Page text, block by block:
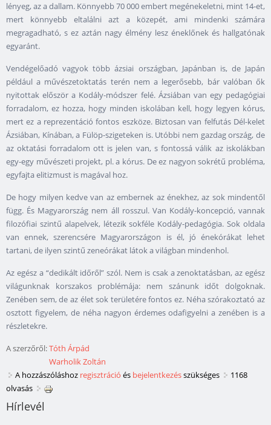
lényeg, az a dallam. Könnyebb 70 000 embert megénekeletni, mint 14-et,
mert könnyebb eltalálni azt a közepét, ami mindenki számára
megragadható, s ez aztán nagy élmény lesz éneklőnek és hallgatónak
egyaránt.
Vendégelőadó vagyok több ázsiai országban, Japánban is, de Japán
például a művészetoktatás terén nem a legerősebb, bár valóban ők
nyitottak először a Kodály-módszer felé. Ázsiában van egy pedagógiai
forradalom, ez hozza, hogy minden iskolában kell, hogy legyen kórus,
mert ez a reprezentáció fontos eszköze. Biztosan van felfutás Dél-kelet
Ázsiában, Kínában, a Fülöp-szigeteken is. Utóbbi nem gazdag ország, de
az oktatási forradalom ott is jelen van, s fontossá válik az iskolákban
egy-egy művészeti projekt, pl. a kórus. De ez nagyon sokrétű probléma,
egyfajta elitizmust is magával hoz.
De hogy milyen kedve van az embernek az énekhez, az sok mindentől
függ. És Magyarország nem áll rosszul. Van Kodály-koncepció, vannak
filozófiai szintű alapelvek, létezik sokféle Kodály-pedagógia. Sok oldala
van ennek, szerencsére Magyarországon is él, jó énekórákat lehet
tartani, de ilyen szintű zeneórákat látok a világban mindenhol.
Az egész a “dedikált időről” szól. Nem is csak a zenoktatásban, az egész
világunknak korszakos problémája: nem szánunk időt dolgoknak.
Zenében sem, de az élet sok területére fontos ez. Néha szórakoztató az
osztott figyelem, de néha nagyon érdemes odafigyelni a zenében is a
részletekre.
A szerzőről:Tóth Árpád
Warholik Zoltán
A hozzászóláshoz regisztráció és bejelentkezésszükséges
1168
olvasás
Hírlevél